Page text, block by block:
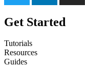
Get Started
Tutorials
Resources
Guides